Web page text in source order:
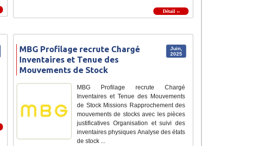
Détail ››
Juin,
2025
MBG Profilage recrute Chargé
Inventaires et Tenue des
Mouvements de Stock
MBG Profilage recrute Chargé
Inventaires et Tenue des Mouvements
de Stock Missions Rapprochement des
mouvements de stocks avec les pièces
justificatives Organisation et suivi des
inventaires physiques Analyse des états
de stock ...